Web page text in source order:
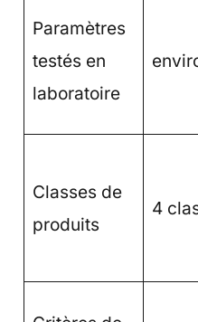
Paramètres
testés en
laboratoire
Classes de
produits
4